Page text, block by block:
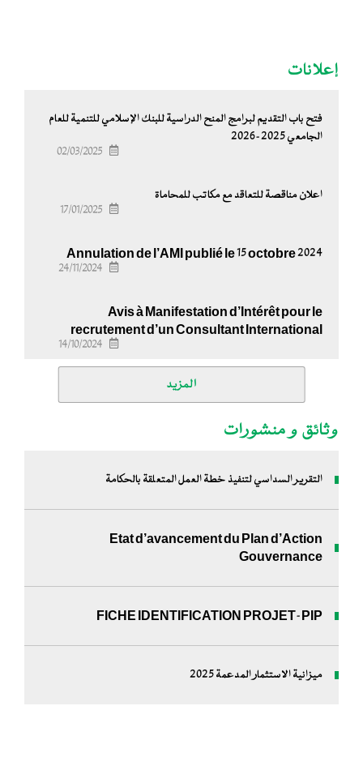
إعلانات
فتح باب التقديم لبرامج المنح الدراسية للبنك الإسلامي للتنمية للعام
الجامعي 2025-2026
02/03/2025
اعلان مناقصة للتعاقد مع مكاتب للمحاماة
17/01/2025
Annulation de l’AMI publié le 15 octobre 2024
24/11/2024
Avis à Manifestation d’Intérêt pour le
recrutement d’un Consultant International
14/10/2024
المزيد
وثائق و منشورات
التقرير السداسي لتنفيذ خطة العمل المتعلقة بالحكامة
Etat d’avancement du Plan d’Action
Gouvernance
FICHE IDENTIFICATION PROJET-PIP
ميزانية الاستثمار المدعمة 2025